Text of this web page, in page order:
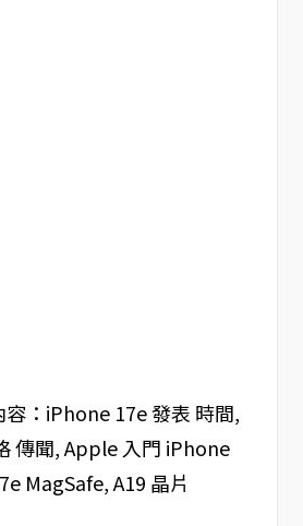
：iPhone 17e 發表 時間,
傳聞, Apple 入門 iPhone
MagSafe, A19 晶片